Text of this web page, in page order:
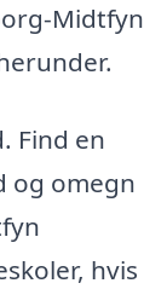
Midtfyn
Find en
og omegn
hvis